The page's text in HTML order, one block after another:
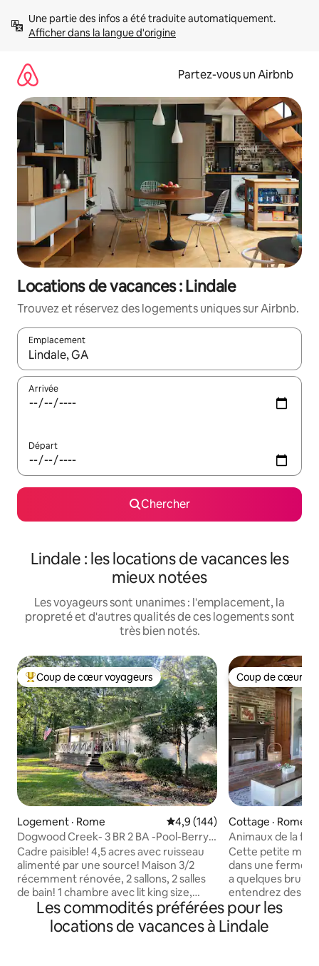
directement
Afficher dans la langue d'origine
Partez-vous un Airbnb
Locations de vacances : Lindale
Trouvez et réservez des logements uniques sur Airbnb.
Emplacement
Quand les résultats sont affichés, parcourez-les en utilisant
Arrivée
Départ
Chercher
Lindale : les locations de vacances les
mieux notées
Les voyageurs sont unanimes : l'emplacement, la
propreté et d'autres qualités de ces logements sont
très bien notés.
Coup de cœur voyageurs parmi les plus aimés
Coup de cœur voyageurs
Logement · Rome Note moyenne de 4,9 sur 5,
4,9 (144)
Dogwood Creek- 3 BR 2 BA -Pool-Berry-
Tennis-Rivers
Cadre paisible! 4,5 acres avec ruisseau
alimenté par une source! Maison 3/2
récemment rénovée, 2 sallons, 2 salles
de bain! 1 chambre avec lit king size,
2 chambres avec lit queen size, chambre
avec lits superposés pour enfants de
5 pieds, 2 salles de bain, salle à
Coup de cœur
Coup de cœur
Cottage · Rome
Animaux de la
2 chambres/loft
Cette petite
dans une ferme à
a quelques bruits
entendrez des
animaux de la
nature et des
Rome, tout en
Les commodités préférées pour les
locations de vacances à Lindale